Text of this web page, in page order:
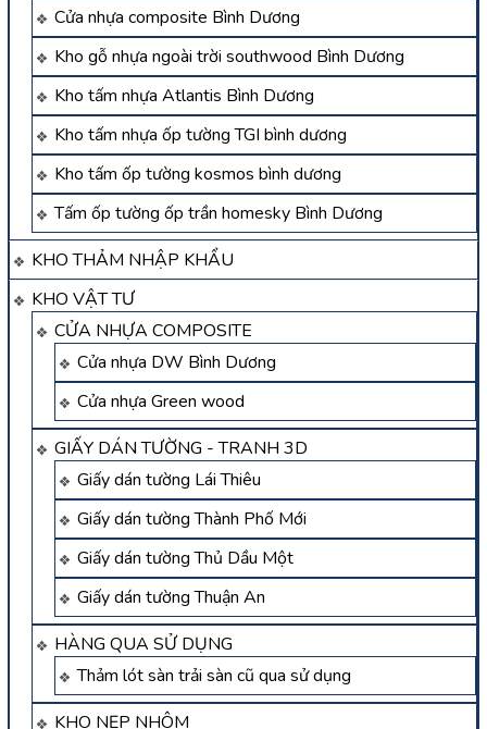
Cửa nhựa composite Bình Dương
Kho gỗ nhựa ngoài trời southwood Bình Dương
Kho tấm nhựa Atlantis Bình Dương
Kho tấm nhựa ốp tường TGI bình dương
Kho tấm ốp tường kosmos bình dương
Tấm ốp tường ốp trần homesky Bình Dương
KHO THẢM NHẬP KHẨU
KHO VẬT TƯ
CỬA NHỰA COMPOSITE
Cửa nhựa DW Bình Dương
Cửa nhựa Green wood
GIẤY DÁN TƯỜNG - TRANH 3D
Giấy dán tường Lái Thiêu
Giấy dán tường Thành Phố Mới
Giấy dán tường Thủ Dầu Một
Giấy dán tường Thuận An
HÀNG QUA SỬ DỤNG
Thảm lót sàn trải sàn cũ qua sử dụng
KHO NẸP NHÔM